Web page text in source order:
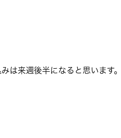
は来週後半になると思います。